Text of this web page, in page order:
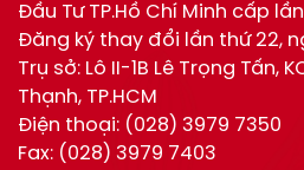
Đầu Tư TP.Hồ Chí Minh cấp
Đăng ký thay đổi lần thứ 22,
Trụ sở: Lô II-1B Lê Trọng Tấn,
Thạnh, TP.HCM
Điện thoại: (028) 3979 7350
Fax: (028) 3979 7403